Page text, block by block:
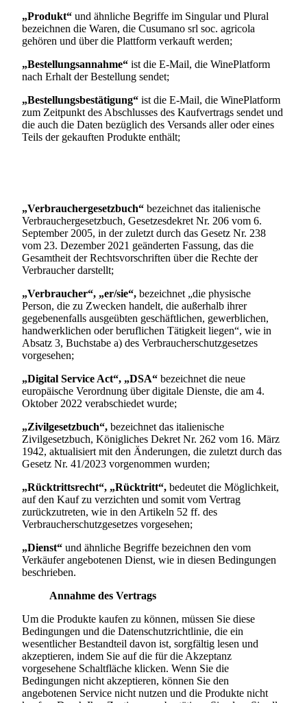
„Produkt“ und ähnliche Begriffe im Singular und Plural
bezeichnen die Waren, die Cusumano srl soc. agricola
gehören und über die Plattform verkauft werden;
„Bestellungsannahme“ ist die E-Mail, die WinePlatform
nach Erhalt der Bestellung sendet;
„Bestellungsbestätigung“ ist die E-Mail, die WinePlatform
zum Zeitpunkt des Abschlusses des Kaufvertrags sendet und
die auch die Daten bezüglich des Versands aller oder eines
Teils der gekauften Produkte enthält;
„Verbrauchergesetzbuch“ bezeichnet das italienische
Verbrauchergesetzbuch, Gesetzesdekret Nr. 206 vom 6.
September 2005, in der zuletzt durch das Gesetz Nr. 238
vom 23. Dezember 2021 geänderten Fassung, das die
Gesamtheit der Rechtsvorschriften über die Rechte der
Verbraucher darstellt;
„Verbraucher“, „er/sie“, bezeichnet „die physische
Person, die zu Zwecken handelt, die außerhalb ihrer
gegebenenfalls ausgeübten geschäftlichen, gewerblichen,
handwerklichen oder beruflichen Tätigkeit liegen“, wie in
Absatz 3, Buchstabe a) des Verbraucherschutzgesetzes
vorgesehen;
„Digital Service Act“, „DSA“ bezeichnet die neue
europäische Verordnung über digitale Dienste, die am 4.
Oktober 2022 verabschiedet wurde;
„Zivilgesetzbuch“, bezeichnet das italienische
Zivilgesetzbuch, Königliches Dekret Nr. 262 vom 16. März
1942, aktualisiert mit den Änderungen, die zuletzt durch das
Gesetz Nr. 41/2023 vorgenommen wurden;
„Rücktrittsrecht“, „Rücktritt“, bedeutet die Möglichkeit,
auf den Kauf zu verzichten und somit vom Vertrag
zurückzutreten, wie in den Artikeln 52 ff. des
Verbraucherschutzgesetzes vorgesehen;
„Dienst“ und ähnliche Begriffe bezeichnen den vom
Verkäufer angebotenen Dienst, wie in diesen Bedingungen
beschrieben.
Annahme des Vertrags
Um die Produkte kaufen zu können, müssen Sie diese
Bedingungen und die Datenschutzrichtlinie, die ein
wesentlicher Bestandteil davon ist, sorgfältig lesen und
akzeptieren, indem Sie auf die für die Akzeptanz
vorgesehene Schaltfläche klicken. Wenn Sie die
Bedingungen nicht akzeptieren, können Sie den
angebotenen Service nicht nutzen und die Produkte nicht